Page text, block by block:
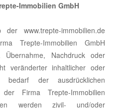
Immobilien GmbH
www.trepte-immobilien.de
Trepte-Immobilien GmbH
Übernahme, Nachdruck oder
veränderter inhaltlicher oder
bedarf der ausdrücklichen
Firma Trepte-Immobilien
werden zivil- und/oder